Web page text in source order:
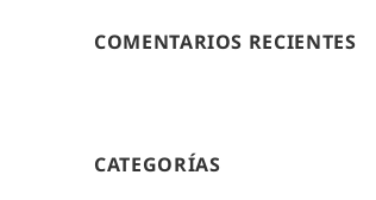
COMENTARIOS RECIENTES
CATEGORÍAS